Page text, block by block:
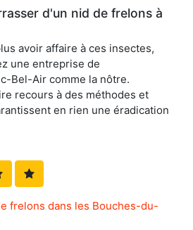
d'un nid de frelons à
avoir affaire à ces insectes,
une entreprise de
Bel-Air comme la nôtre.
recours à des méthodes et
en rien une éradication
frelons dans les Bouches-du-